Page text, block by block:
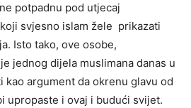
potpadnu pod utjecaj
svjesno islam žele prikazati
Isto tako, ove osobe,
jednog dijela muslimana danas u
kao argument da okrenu glavu od
upropaste i ovaj i budući svijet.